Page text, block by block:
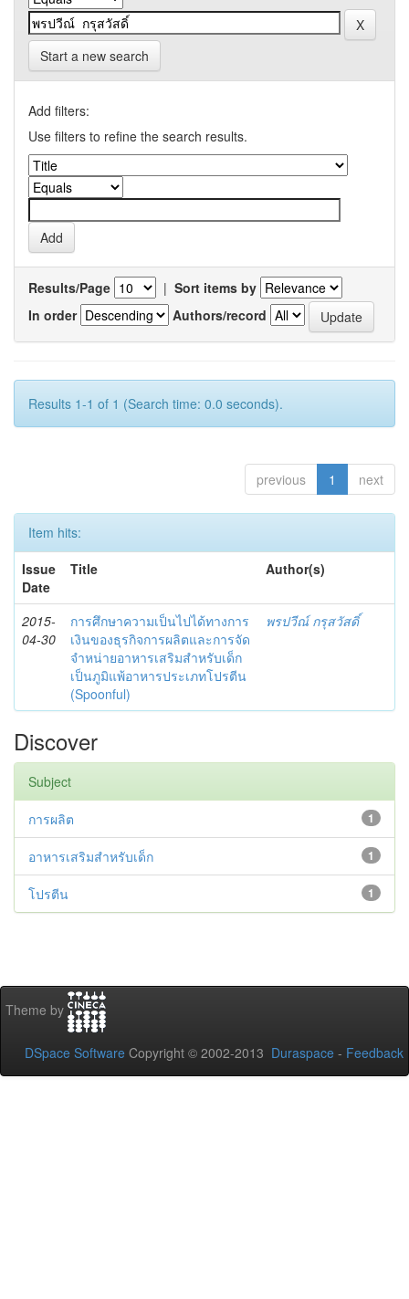
Start a new search
Add filters:
Use filters to refine the search results.
Results/Page | Sort items by
In order
Authors/record
Results 1-1 of 1 (Search time: 0.0 seconds).
previous 1 next
Item hits:
Issue
Date
Title Author(s)
2015-
04-30
การศึกษาความเป็นไปได้ทางการ
เงินของธุรกิจการผลิตและการจัด
จำหน่ายอาหารเสริมสำหรับเด็ก
เป็นภูมิแพ้อาหารประเภทโปรตีน
(Spoonful)
พรปวีณ์ กรุสวัสดิ์
Discover
Subject
1
การผลิต
1
อาหารเสริมสำหรับเด็ก
1
โปรตีน
Theme by
DSpace Software Copyright © 2002-2013 Duraspace - Feedback